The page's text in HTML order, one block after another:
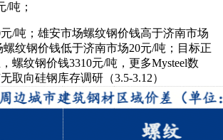
/吨；
吨；雄安市场螺纹钢价钱高于济南市场
纹钢价钱低于济南市场20元/吨；目标正
螺纹钢价钱3310元/吨，更多Mysteel数
取向硅钢库存调研（3.5-3.12）